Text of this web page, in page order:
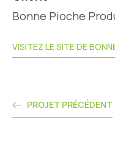
Bonne Pioche
VISITEZ LE SITE DE
PROJET PRÉCÉDENT